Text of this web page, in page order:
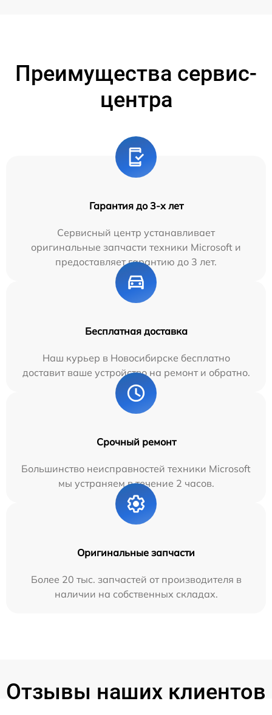
Преимущества сервис-
центра
Гарантия до 3-х лет
Сервисный центр устанавливает
оригинальные запчасти техники Microsoft и
предоставляет гарантию до 3 лет.
Бесплатная доставка
Наш курьер в Новосибирске бесплатно
доставит ваше устройство на ремонт и обратно.
Срочный ремонт
Большинство неисправностей техники Microsoft
мы устраняем в течение 2 часов.
Оригинальные запчасти
Более 20 тыс. запчастей от производителя в
наличии на собственных складах.
Отзывы наших клиентов